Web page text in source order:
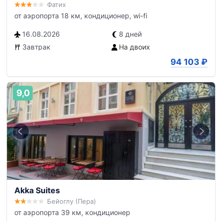
Фатих
от аэропорта 18 км, кондиционер, wi-fi
16.08.2026
8 дней
Завтрак
На двоих
94 103 ₽
9,0
Akka Suites
Бейоглу (Пера)
от аэропорта 39 км, кондиционер